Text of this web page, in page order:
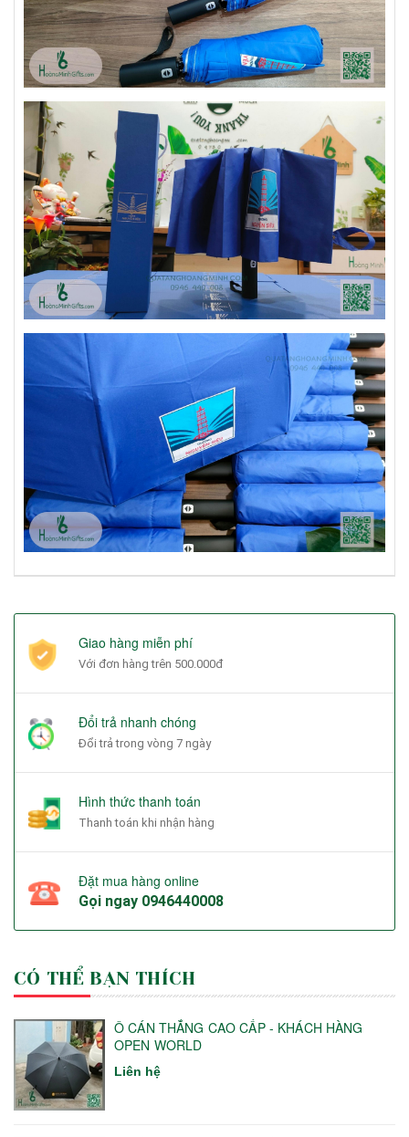
Giao hàng miễn phí
Với đơn hàng trên 500.000đ
Đổi trả nhanh chóng
Đổi trả trong vòng 7 ngày
Hình thức thanh toán
Thanh toán khi nhận hàng
Đặt mua hàng online
Gọi ngay 0946440008
CÓ THỂ BẠN THÍCH
Ô CÁN THẲNG CAO CẤP - KHÁCH HÀNG
OPEN WORLD
Liên hệ